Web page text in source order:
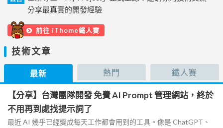
分享最真實的開發經驗
前往 iThome鐵人賽
技術文章
最新 熱門 鐵人賽
【分享】台灣團隊開發 免費 AI Prompt 管理網站，終於
不用再到處找提示詞了
最近 AI 幾乎已經變成每天工作都會用到的工具。像是 ChatGPT、